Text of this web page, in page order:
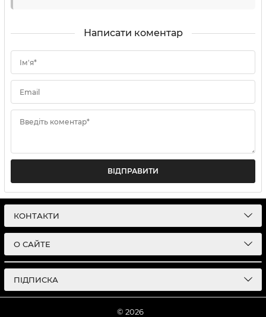
Написати коментар
Ім'я*
Email
Введіть коментар*
ВІДПРАВИТИ
КОНТАКТИ
О САЙТЕ
ПІДПИСКА
© 2026